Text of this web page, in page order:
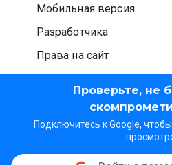
Проверьте, не
Подключитесь к Google,
Мобильная версия
Разработчика
Права на сайт
Проверка безопасности